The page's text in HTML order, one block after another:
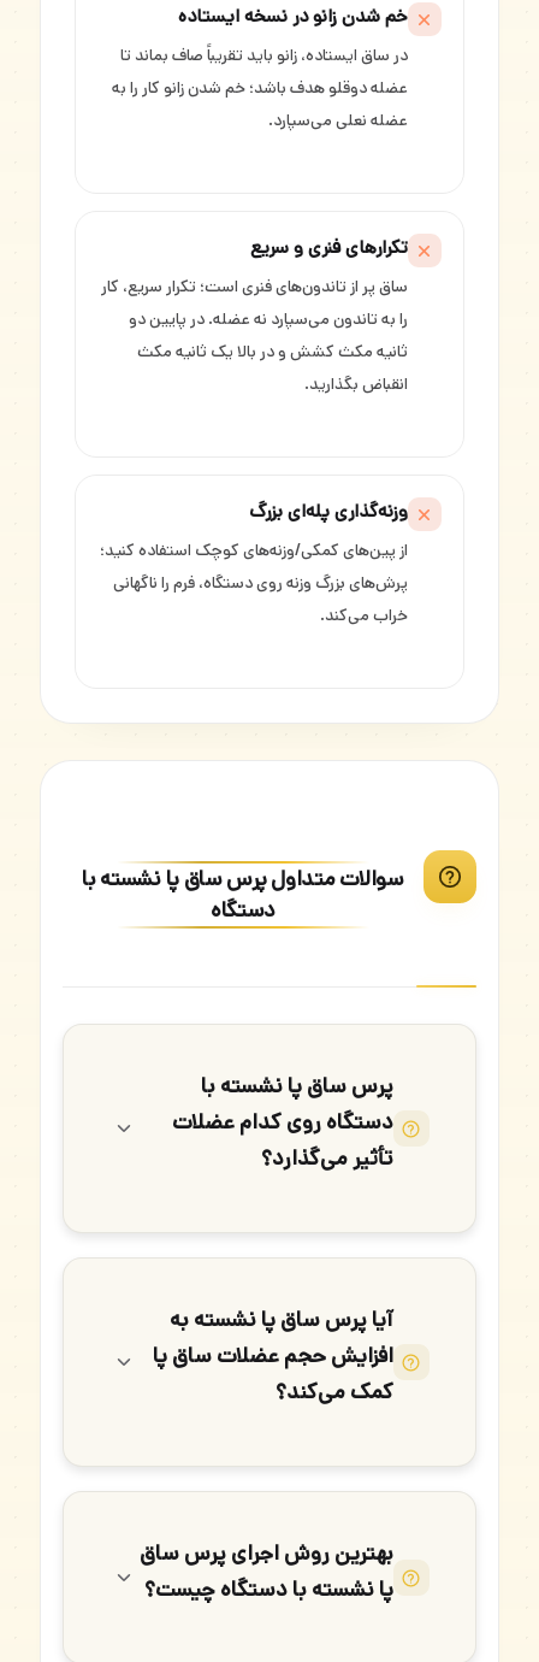
خم شدن زانو در نسخه ایستاده
در ساق ایستاده، زانو باید تقریباً صاف بماند تا
عضله دوقلو هدف باشد؛ خم شدن زانو کار را به
عضله نعلی می‌سپارد.
تکرارهای فنری و سریع
ساق پر از تاندون‌های فنری است؛ تکرار سریع، کار
را به تاندون می‌سپارد نه عضله. در پایین دو
ثانیه مکث کشش و در بالا یک ثانیه مکث
انقباض بگذارید.
وزنه‌گذاری پله‌ای بزرگ
از پین‌های کمکی/وزنه‌های کوچک استفاده کنید؛
پرش‌های بزرگ وزنه روی دستگاه، فرم را ناگهانی
خراب می‌کند.
سوالات متداول پرس ساق پا نشسته با
دستگاه
پرس ساق پا نشسته با
دستگاه روی کدام عضلات
تأثیر می‌گذارد؟
آیا پرس ساق پا نشسته به
افزایش حجم عضلات ساق پا
کمک می‌کند؟
بهترین روش اجرای پرس ساق
پا نشسته با دستگاه چیست؟